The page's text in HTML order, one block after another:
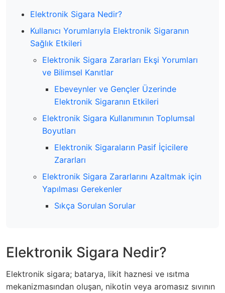
Elektronik Sigara Nedir?
Kullanıcı Yorumlarıyla Elektronik Sigaranın
Sağlık Etkileri
Elektronik Sigara Zararları Ekşi Yorumları
ve Bilimsel Kanıtlar
Ebeveynler ve Gençler Üzerinde
Elektronik Sigaranın Etkileri
Elektronik Sigara Kullanımının Toplumsal
Boyutları
Elektronik Sigaraların Pasif İçicilere
Zararları
Elektronik Sigara Zararlarını Azaltmak için
Yapılması Gerekenler
Sıkça Sorulan Sorular
Elektronik Sigara Nedir?
Elektronik sigara; batarya, likit haznesi ve ısıtma
mekanizmasından oluşan, nikotin veya aromasız sıvının